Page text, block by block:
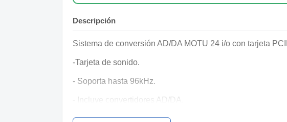
Descripción
Sistema de conversión AD/DA MOTU 24 i/o con tarjeta
-Tarjeta de sonido.
- Soporta hasta 96kHz.
- Incluye convertidores AD/DA.
Una manera económica de tener un montón de entradas y